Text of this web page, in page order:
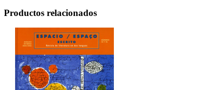
Productos relacionados